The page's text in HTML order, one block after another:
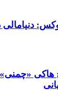
دنیامالی
هاکی